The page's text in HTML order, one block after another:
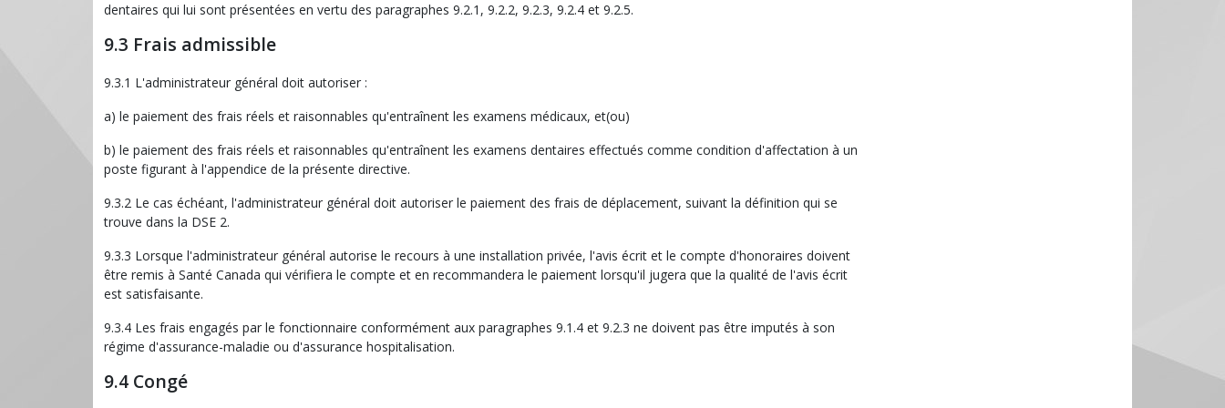
dentaires qui lui sont présentées en vertu des paragraphes 9.2.1, 9.2.2, 9.2.3, 9.2.4 et 9.2.5.
9.3 Frais admissible
9.3.1 L'administrateur général doit autoriser :
a) le paiement des frais réels et raisonnables qu'entraînent les examens médicaux, et(ou)
b) le paiement des frais réels et raisonnables qu'entraînent les examens dentaires effectués comme condition d'affectation à un
poste figurant à l'appendice de la présente directive.
9.3.2 Le cas échéant, l'administrateur général doit autoriser le paiement des frais de déplacement, suivant la définition qui se
trouve dans la DSE 2.
9.3.3 Lorsque l'administrateur général autorise le recours à une installation privée, l'avis écrit et le compte d'honoraires doivent
être remis à Santé Canada qui vérifiera le compte et en recommandera le paiement lorsqu'il jugera que la qualité de l'avis écrit
est satisfaisante.
9.3.4 Les frais engagés par le fonctionnaire conformément aux paragraphes 9.1.4 et 9.2.3 ne doivent pas être imputés à son
régime d'assurance-maladie ou d'assurance hospitalisation.
9.4 Congé